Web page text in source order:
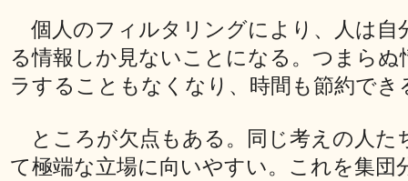
個人のフィルタリングにより、人は自
る情報しか見ないことになる。つまらぬ
ラすることもなくなり、時間も節約でき
ところが欠点もある。同じ考えの人た
て極端な立場に向いやすい。これを集団